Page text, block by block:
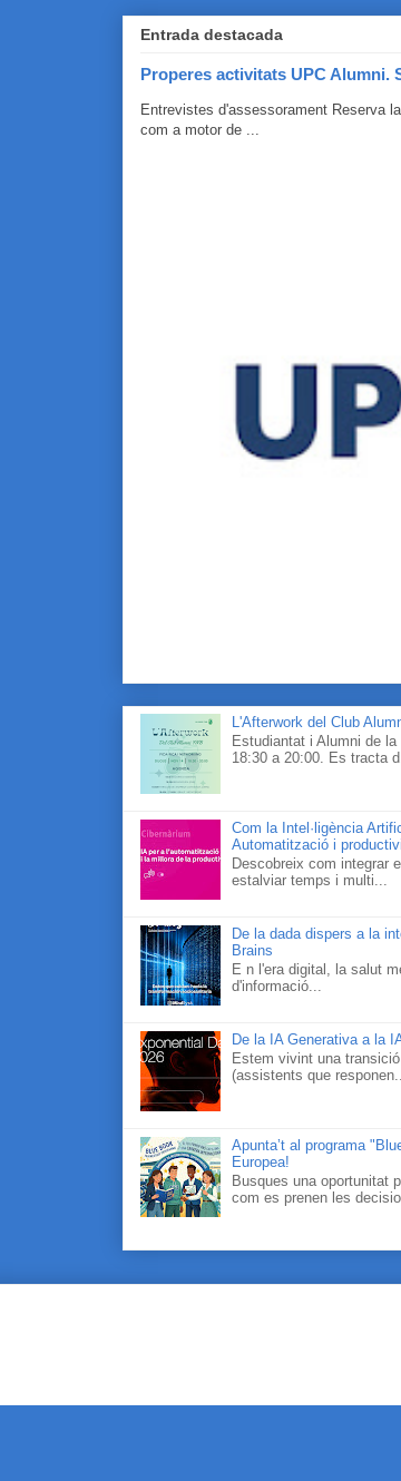
Entrada destacada
Properes activitats UPC Alumni.
Entrevistes d'assessorament Reserva
com a motor de ...
L'Afterwork del Club
Estudiantat i Alumni de
18:30 a 20:00. Es tracta
Com la Intel·ligència
Automatització i
Descobreix com integrar
estalviar temps i multi...
De la dada dispers a la
Brains
E n l'era digital, la salut
d'informació...
De la IA Generativa a la
Estem vivint una
(assistents que
Apunta’t al programa
Europea!
Busques una oportunitat
com es prenen les